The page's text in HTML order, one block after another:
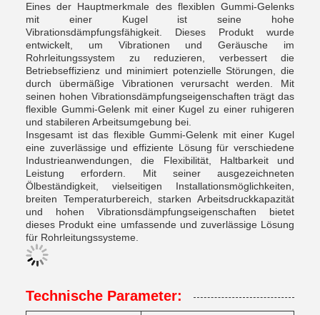
Eines der Hauptmerkmale des flexiblen Gummi-Gelenks
mit einer Kugel ist seine hohe
Vibrationsdämpfungsfähigkeit. Dieses Produkt wurde
entwickelt, um Vibrationen und Geräusche im
Rohrleitungssystem zu reduzieren, verbessert die
Betriebseffizienz und minimiert potenzielle Störungen, die
durch übermäßige Vibrationen verursacht werden. Mit
seinen hohen Vibrationsdämpfungseigenschaften trägt das
flexible Gummi-Gelenk mit einer Kugel zu einer ruhigeren
und stabileren Arbeitsumgebung bei.
Insgesamt ist das flexible Gummi-Gelenk mit einer Kugel
eine zuverlässige und effiziente Lösung für verschiedene
Industrieanwendungen, die Flexibilität, Haltbarkeit und
Leistung erfordern. Mit seiner ausgezeichneten
Ölbeständigkeit, vielseitigen Installationsmöglichkeiten,
breiten Temperaturbereich, starken Arbeitsdruckkapazität
und hohen Vibrationsdämpfungseigenschaften bietet
dieses Produkt eine umfassende und zuverlässige Lösung
für Rohrleitungssysteme.
Technische Parameter: